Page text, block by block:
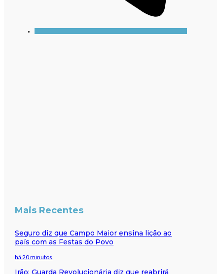
Mais Recentes
Seguro diz que Campo Maior ensina lição ao
país com as Festas do Povo
há 20 minutos
Irão: Guarda Revolucionária diz que reabrirá